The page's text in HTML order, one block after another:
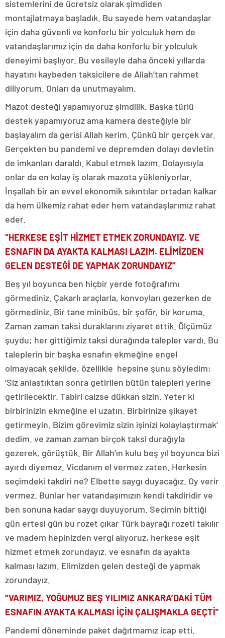
sistemlerini de ücretsiz olarak şimdiden
montajlatmaya başladık. Bu sayede hem vatandaşlar
için daha güvenli ve konforlu bir yolculuk hem de
vatandaşlarımız için de daha konforlu bir yolculuk
deneyimi başlıyor. Bu vesileyle daha önceki yıllarda
hayatını kaybeden taksicilere de Allah’tan rahmet
diliyorum. Onları da unutmayalım.
Mazot desteği yapamıyoruz şimdilik. Başka türlü
destek yapamıyoruz ama kamera desteğiyle bir
başlayalım da gerisi Allah kerim. Çünkü bir gerçek var.
Gerçekten bu pandemi ve depremden dolayı devletin
de imkanları daraldı. Kabul etmek lazım. Dolayısıyla
onlar da en kolay iş olarak mazota yükleniyorlar.
İnşallah bir an evvel ekonomik sıkıntılar ortadan kalkar
da hem ülkemiz rahat eder hem vatandaşlarımız rahat
eder.
“HERKESE EŞİT HİZMET ETMEK ZORUNDAYIZ. VE
ESNAFIN DA AYAKTA KALMASI LAZIM. ELİMİZDEN
GELEN DESTEĞİ DE YAPMAK ZORUNDAYIZ”
Beş yıl boyunca ben hiçbir yerde fotoğrafımı
görmediniz. Çakarlı araçlarla, konvoyları gezerken de
görmediniz. Bir tane minibüs, bir şoför, bir koruma.
Zaman zaman taksi duraklarını ziyaret ettik. Ölçümüz
şuydu; her gittiğimiz taksi durağında talepler vardı. Bu
taleplerin bir başka esnafın ekmeğine engel
olmayacak şekilde, özellikle hepsine şunu söyledim;
‘Siz anlaştıktan sonra getirilen bütün talepleri yerine
getirilecektir. Tabiri caizse dükkan sizin. Yeter ki
birbirinizin ekmeğine el uzatın. Birbirinize şikayet
getirmeyin. Bizim görevimiz sizin işinizi kolaylaştırmak’
dedim. ve zaman zaman birçok taksi durağıyla
gezerek, görüştük. Bir Allah’ın kulu beş yıl boyunca bizi
ayırdı diyemez. Vicdanım el vermez zaten. Herkesin
seçimdeki takdiri ne? Elbette saygı duyacağız. Oy verir
vermez. Bunlar her vatandaşımızın kendi takdiridir ve
ben sonuna kadar saygı duyuyorum. Seçimin bittiği
gün ertesi gün bu rozet çıkar Türk bayrağı rozeti takılır
ve madem hepinizden vergi alıyoruz, herkese eşit
hizmet etmek zorundayız. ve esnafın da ayakta
kalması lazım. Elimizden gelen desteği de yapmak
zorundayız.
“VARIMIZ, YOĞUMUZ BEŞ YILIMIZ ANKARA’DAKİ TÜM
ESNAFIN AYAKTA KALMASI İÇİN ÇALIŞMAKLA GEÇTİ”
Pandemi döneminde paket dağıtmamız icap etti.